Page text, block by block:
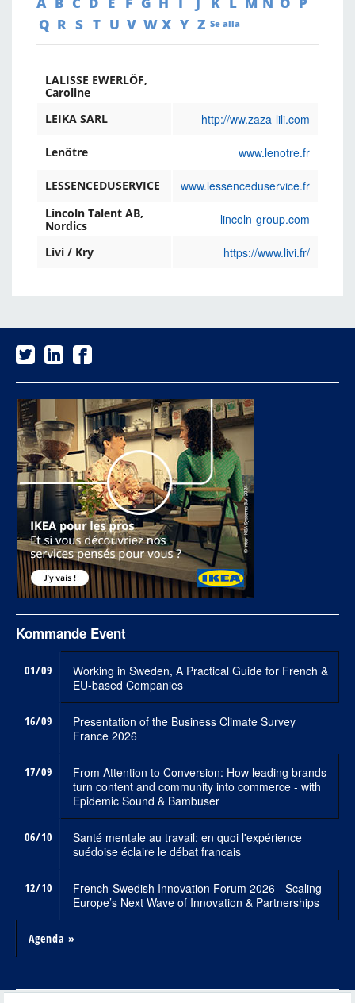
Q R S T U V W X Y Z Se alla
LALISSE EWERLÖF,
Caroline
LEIKA SARL
http://ww.zaza-lili.com
Lenôtre www.lenotre.fr
LESSENCEDUSERVICE www.lessenceduservice.fr
Lincoln Talent AB,
Nordics lincoln-group.com
Livi / Kry https://www.livi.fr/
Kommande Event
01/09
Working in Sweden, A Practical Guide for French &
EU-based Companies
16/09
Presentation of the Business Climate Survey
France 2026
17/09
From Attention to Conversion: How leading brands
turn content and community into commerce - with
Epidemic Sound & Bambuser
06/10
Santé mentale au travail: en quoi l'expérience
suédoise éclaire le débat francais
12/10
French-Swedish Innovation Forum 2026 - Scaling
Europe’s Next Wave of Innovation & Partnerships
Agenda »